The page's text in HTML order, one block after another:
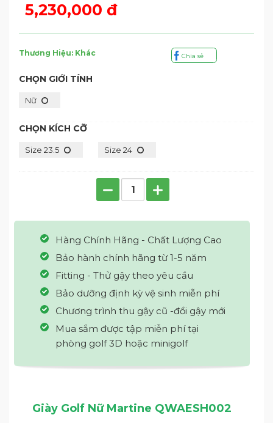
5,230,000 đ
Thương Hiệu: Khác Chia sẻ
CHỌN GIỚI TÍNH
Nữ
CHỌN KÍCH CỠ
Size 23.5 Size 24
Hàng Chính Hãng - Chất Lượng Cao
Bảo hành chính hãng từ 1-5 năm
Fitting - Thử gậy theo yêu cầu
Bảo dưỡng định kỳ vệ sinh miễn phí
Chương trình thu gậy cũ -đổi gậy mới
Mua sắm được tập miễn phí tại
phòng golf 3D hoặc minigolf
Giày Golf Nữ Martine QWAESH002